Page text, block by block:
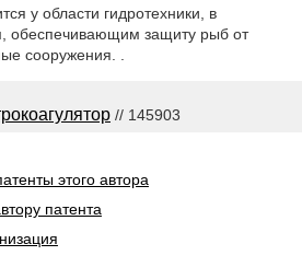
у области гидротехники, в
обеспечивающим защиту рыб от
сооружения. .
// 145903
этого автора
патента